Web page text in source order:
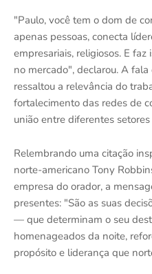
"Paulo, você tem o dom de
apenas pessoas, conecta
empresariais, religiosos. E
no mercado", declarou. A
ressaltou a relevância do
fortalecimento das redes de
união entre diferentes
Relembrando uma citação
norte-americano Tony
empresa do orador, a
presentes: "São as suas
— que determinam o seu
homenageados da noite,
propósito e liderança que